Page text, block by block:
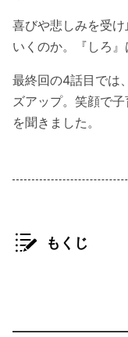
喜びや悲しみを受
いくのか。『しろ』
最終回の4話目では
ズアップ。笑顔で
を聞きました。
もくじ